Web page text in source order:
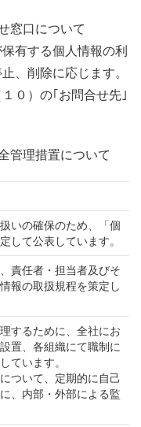
窓口について
有する個人情報の利
、削除に応じます。
０）の｢お問合せ先｣
管理措置について
いの確保のため、「個
して公表しています。
責任者・担当者及びそ
報の取扱規程を策定し
するために、全社にお
置、各組織にて職制に
ています。
ついて、定期的に自己
、内部・外部による監